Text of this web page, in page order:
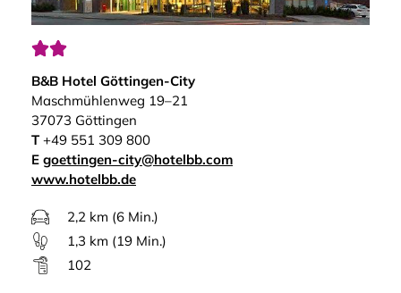

B&B Hotel Göttingen-City
Maschmühlenweg 19–21
37073 Göttingen
T+49 551 309 800
E goettingen-city@hotelbb.com
www.hotelbb.de
2,2 km (6 Min.)
1,3 km (19 Min.)
102